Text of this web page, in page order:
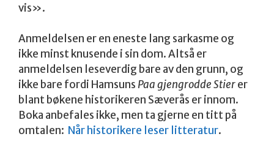
vis».
Anmeldelsen er en eneste lang sarkasme og
ikke minst knusende i sin dom. Altså er
anmeldelsen leseverdig bare av den grunn, og
ikke bare fordi Hamsuns Paa gjengrodde Stierer
blant bøkene historikeren Sæverås er innom.
Boka anbefales ikke, men ta gjerne en titt på
omtalen: Når historikere leser litteratur.